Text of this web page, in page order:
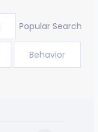
Popular Search
Behavior